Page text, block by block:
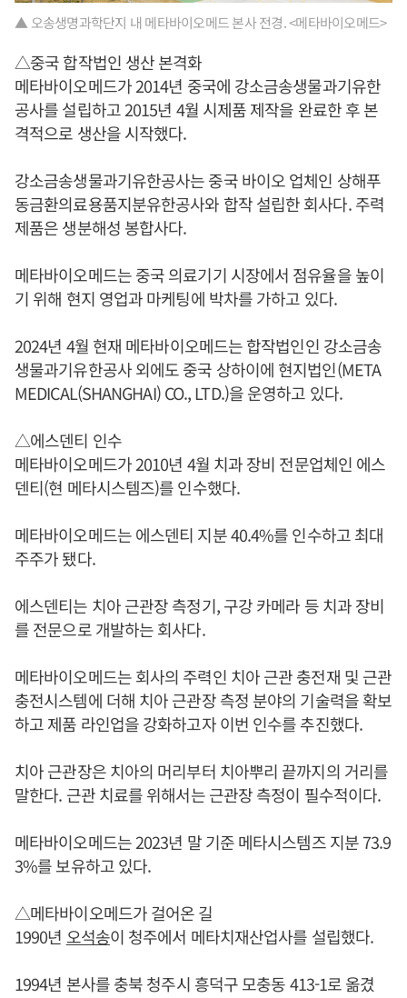
▲ 오송생명과학단지 내 메타바이오메드 본사 전경. <메타바이오메드>
△중국 합작법인 생산 본격화
메타바이오메드가 2014년 중국에 강소금송생물과기유한
공사를 설립하고 2015년 4월 시제품 제작을 완료한 후 본
격적으로 생산을 시작했다.
강소금송생물과기유한공사는 중국 바이오 업체인 상해푸
동금환의료용품지분유한공사와 합작 설립한 회사다. 주력
제품은 생분해성 봉합사다.
메타바이오메드는 중국 의료기기 시장에서 점유율을 높이
기 위해 현지 영업과 마케팅에 박차를 가하고 있다.
2024년 4월 현재 메타바이오메드는 합작법인인 강소금송
생물과기유한공사 외에도 중국 상하이에 현지법인(META
MEDICAL(SHANGHAI) CO., LTD.)을 운영하고 있다.
△에스덴티 인수
메타바이오메드가 2010년 4월 치과 장비 전문업체인 에스
덴티(현 메타시스템즈)를 인수했다.
메타바이오메드는 에스덴티 지분 40.4%를 인수하고 최대
주주가 됐다.
에스덴티는 치아 근관장 측정기, 구강 카메라 등 치과 장비
를 전문으로 개발하는 회사다.
메타바이오메드는 회사의 주력인 치아 근관 충전재 및 근관
충전시스템에 더해 치아 근관장 측정 분야의 기술력을 확보
하고 제품 라인업을 강화하고자 이번 인수를 추진했다.
치아 근관장은 치아의 머리부터 치아뿌리 끝까지의 거리를
말한다. 근관 치료를 위해서는 근관장 측정이 필수적이다.
메타바이오메드는 2023년 말 기준 메타시스템즈 지분 73.9
3%를 보유하고 있다.
△메타바이오메드가 걸어온 길
1990년 오석송이 청주에서 메타치재산업사를 설립했다.
1994년 본사를 충북 청주시 흥덕구 모충동 413-1로 옮겼